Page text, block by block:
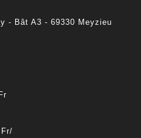
- Bât A3 - 69330 Meyzieu